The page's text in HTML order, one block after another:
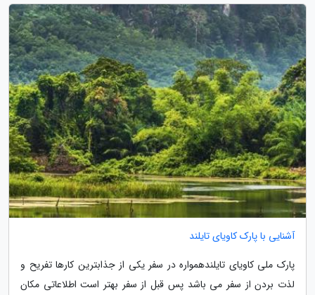
آشنایی با پارک کاویای تایلند
پارک ملی کاویای تایلندهمواره در سفر یکی از جذابترین کارها تفریح و
لذت بردن از سفر می باشد پس قبل از سفر بهتر است اطلاعاتی مکان